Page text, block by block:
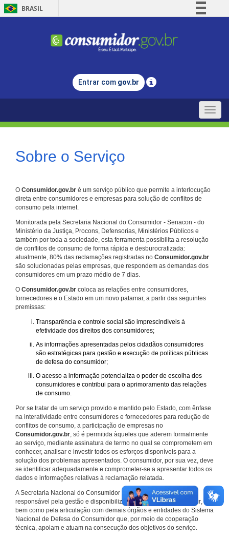
BRASIL
Comunica BR
Legislação
Entrar com gov.br
Toggle
Sobre o Serviço
O Consumidor.gov.br é um serviço público que permite a interlocução
direta entre consumidores e empresas para solução de conflitos de
consumo pela internet.
Monitorada pela Secretaria Nacional do Consumidor - Senacon - do
Ministério da Justiça, Procons, Defensorias, Ministérios Públicos e
também por toda a sociedade, esta ferramenta possibilita a resolução
de conflitos de consumo de forma rápida e desburocratizada:
atualmente, 80% das reclamações registradas no Consumidor.gov.br
são solucionadas pelas empresas, que respondem as demandas dos
consumidores em um prazo médio de 7 dias.
O Consumidor.gov.br coloca as relações entre consumidores,
fornecedores e o Estado em um novo patamar, a partir das seguintes
premissas:
Transparência e controle social são imprescindíveis à
efetividade dos direitos dos consumidores;
As informações apresentadas pelos cidadãos consumidores
são estratégicas para gestão e execução de políticas públicas
de defesa do consumidor;
O acesso a informação potencializa o poder de escolha dos
consumidores e contribui para o aprimoramento das relações
de consumo.
Por se tratar de um serviço provido e mantido pelo Estado, com ênfase
na interatividade entre consumidores e fornecedores para redução de
conflitos de consumo, a participação de empresas no
Consumidor.gov.br, só é permitida àqueles que aderem formalmente
ao serviço, mediante assinatura de termo no qual se comprometem em
conhecer, analisar e investir todos os esforços disponíveis para a
solução dos problemas apresentados. O consumidor, por sua vez, deve
se identificar adequadamente e comprometer-se a apresentar todos os
dados e informações relativas à reclamação relatada.
A Secretaria Nacional do Consumidor do Ministério da Justiça é a
responsável pela gestão e disponibilização doConsumidor.gov.br,
bem como pela articulação com demais órgãos e entidades do Sistema
Nacional de Defesa do Consumidor que, por meio de cooperação
técnica, apoiam e atuam na consecução dos objetivos do serviço.